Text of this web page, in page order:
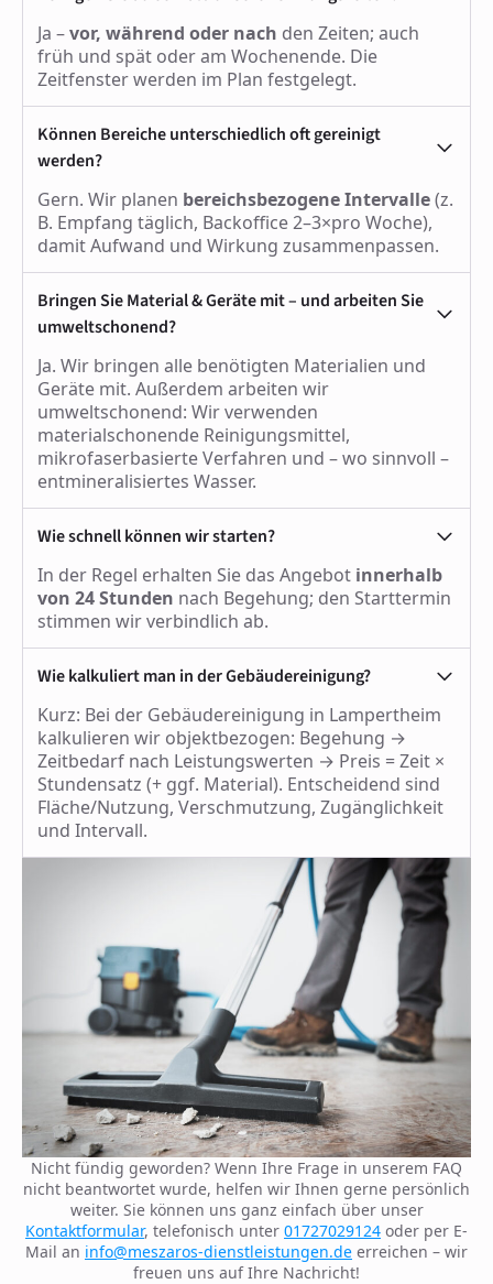
Ja –vor, während oder nach den Zeiten; auch
früh und spät oder am Wochenende. Die
Zeitfenster werden im Plan festgelegt.
Können Bereiche unterschiedlich oft gereinigt
werden?
Gern. Wir planen bereichsbezogene Intervalle(z.
B. Empfang täglich, Backoffice 2–3×pro Woche),
damit Aufwand und Wirkung zusammenpassen.
Bringen Sie Material & Geräte mit – und arbeiten Sie
umweltschonend?
Ja. Wir bringen alle benötigten Materialien und
Geräte mit. Außerdem arbeiten wir
umweltschonend: Wir verwenden
materialschonende Reinigungsmittel,
mikrofaserbasierte Verfahren und – wo sinnvoll –
entmineralisiertes Wasser.
Wie schnell können wir starten?
In der Regel erhalten Sie das Angebot innerhalb
von 24 Stunden nach Begehung; den Starttermin
stimmen wir verbindlich ab.
Wie kalkuliert man in der Gebäudereinigung?
Kurz: Bei der Gebäudereinigung in Lampertheim
kalkulieren wir objektbezogen: Begehung →
Zeitbedarf nach Leistungswerten → Preis = Zeit ×
Stundensatz (+ ggf. Material). Entscheidend sind
Fläche/Nutzung, Verschmutzung, Zugänglichkeit
und Intervall.
Nicht fündig geworden? Wenn Ihre Frage in unserem FAQ
nicht beantwortet wurde, helfen wir Ihnen gerne persönlich
weiter. Sie können uns ganz einfach über unser
Kontaktformular, telefonisch unter 01727029124 oder per E-
Mail an info@meszaros-dienstleistungen.de erreichen – wir
freuen uns auf Ihre Nachricht!